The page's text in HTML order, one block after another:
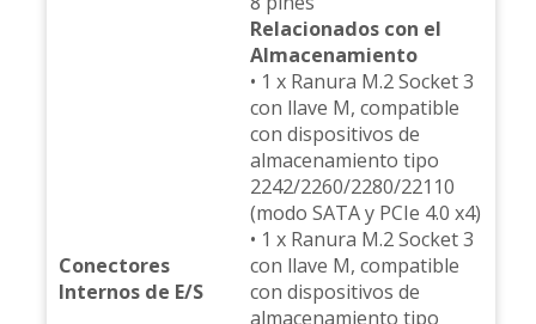
Conectores
Internos de E/S
Relacionados con el
Almacenamiento
• 1 x Ranura M.2 Socket 3
con llave M, compatible
con dispositivos de
almacenamiento tipo
2242/2260/2280/22110
(modo SATA y PCIe 4.0 x4)
• 1 x Ranura M.2 Socket 3
con llave M, compatible
con dispositivos de
almacenamiento tipo